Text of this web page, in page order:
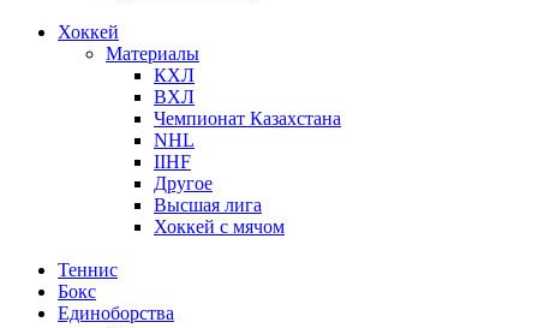
Хоккей
Материалы
КХЛ
ВХЛ
Чемпионат Казахстана
NHL
IIHF
Другое
Высшая лига
Хоккей с мячом
Теннис
Бокс
Единоборства